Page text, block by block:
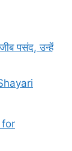
पसंद, उन्हें
for